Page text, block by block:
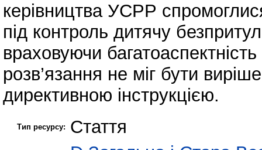
керівництва УСРР
під контроль дитячу
враховуючи
розв’язання не міг бути
директивною інструкцією.
Тип ресурсу: Стаття